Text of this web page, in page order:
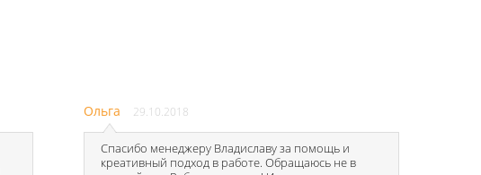
Ольга 29.10.2018
Спасибо менеджеру Владиславу за помощь и
креативный подход в работе. Обращаюсь не в